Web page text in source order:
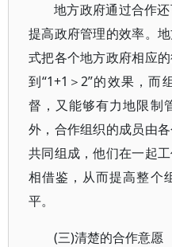
地方政府通过合作
提高政府管理的效率。
式把各个地方政府相应
到“1+1＞2”的效果，而
督，又能够有力地限制
外，合作组织的成员由
共同组成，他们在一起
相借鉴，从而提高整个
平。
(三)清楚的合作意愿